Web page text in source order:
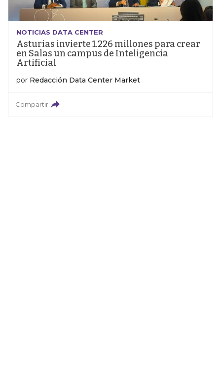
NOTICIAS DATA CENTER
Asturias invierte 1.226 millones para crear
en Salas un campus de Inteligencia
Artificial
por Redacción Data Center Market
Compartir